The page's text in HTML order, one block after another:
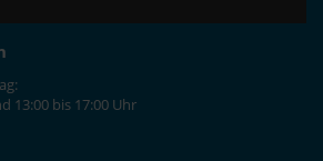
13:00 bis 17:00 Uhr